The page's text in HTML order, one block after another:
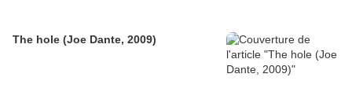
The hole (Joe Dante, 2009)